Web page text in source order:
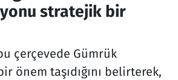
stratejik bir
çerçevede Gümrük
önem taşıdığını belirterek,